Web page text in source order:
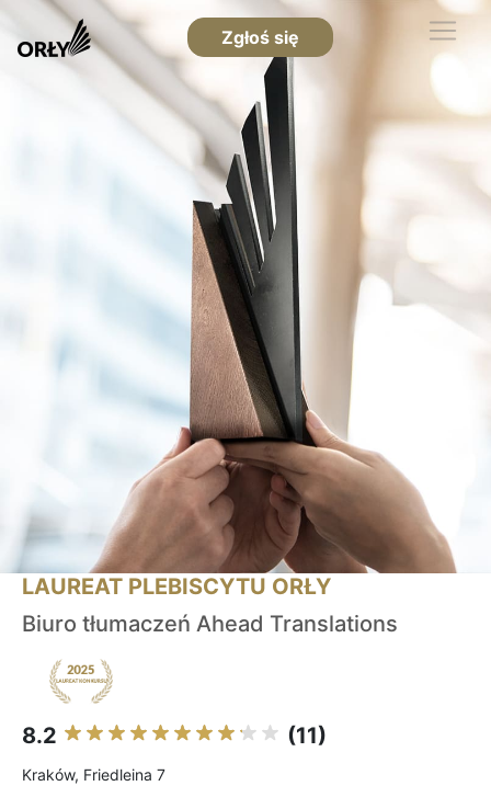
Zgłoś się
LAUREAT PLEBISCYTU ORŁY
Biuro tłumaczeń Ahead Translations
8.2 (11)
Kraków, Friedleina 7